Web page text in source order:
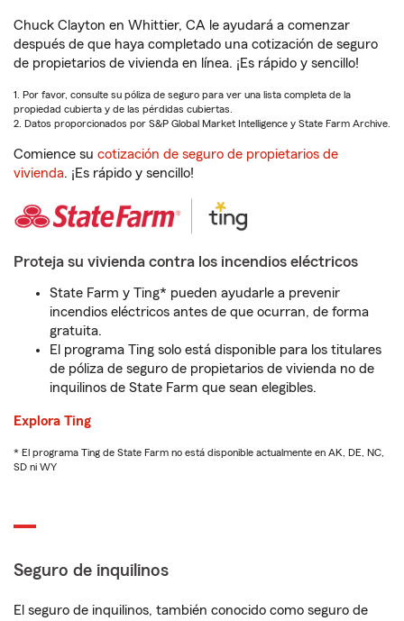
Chuck Clayton en Whittier, CA le ayudará a comenzar
después de que haya completado una cotización de seguro
de propietarios de vivienda en línea. ¡Es rápido y sencillo!
1. Por favor, consulte su póliza de seguro para ver una lista completa de la
propiedad cubierta y de las pérdidas cubiertas.
2. Datos proporcionados por S&P Global Market Intelligence y State Farm Archive.
Comience su cotización de seguro de propietarios de
vivienda. ¡Es rápido y sencillo!
Proteja su vivienda contra los incendios eléctricos
State Farm y Ting* pueden ayudarle a prevenir
incendios eléctricos antes de que ocurran, de forma
gratuita.
El programa Ting solo está disponible para los titulares
de póliza de seguro de propietarios de vivienda no de
inquilinos de State Farm que sean elegibles.
Explora Ting
* El programa Ting de State Farm no está disponible actualmente en AK, DE, NC,
SD ni WY
Seguro de inquilinos
El seguro de inquilinos, también conocido como seguro de